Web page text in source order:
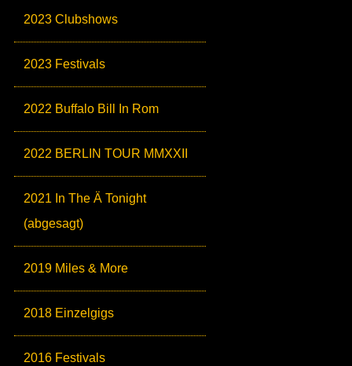
2023 Clubshows
2023 Festivals
2022 Buffalo Bill In Rom
2022 BERLIN TOUR MMXXII
2021 In The Ä Tonight
(abgesagt)
2019 Miles & More
2018 Einzelgigs
2016 Festivals